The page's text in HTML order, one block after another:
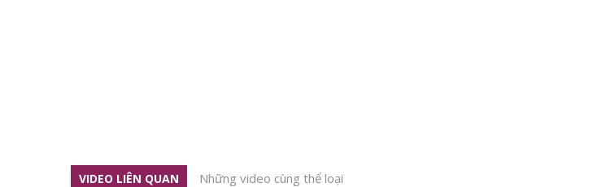
VIDEO LIÊN QUAN Những video cùng thể loại